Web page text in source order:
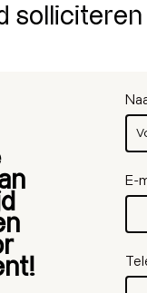
solliciteren
E-